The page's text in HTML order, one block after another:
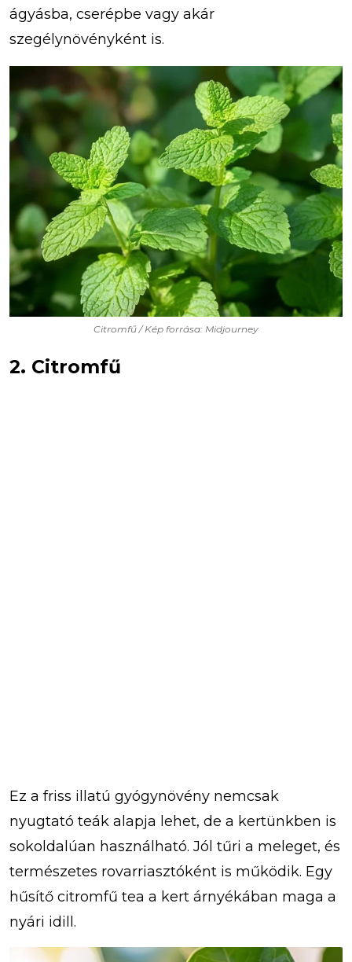
ágyásba, cserépbe vagy akár
szegélynövényként is.
Citromfű / Kép forrása: Midjourney
2. Citromfű
Ez a friss illatú gyógynövény nemcsak
nyugtató teák alapja lehet, de a kertünkben is
sokoldalúan használható. Jól tűri a meleget, és
természetes rovarriasztóként is működik. Egy
hűsítő citromfű tea a kert árnyékában maga a
nyári idill.